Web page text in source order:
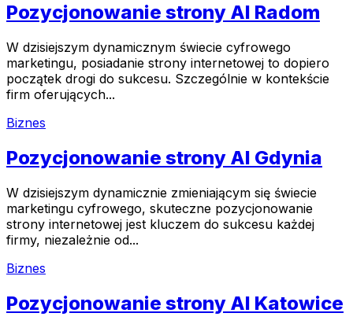
Pozycjonowanie strony AI Radom
W dzisiejszym dynamicznym świecie cyfrowego
marketingu, posiadanie strony internetowej to dopiero
początek drogi do sukcesu. Szczególnie w kontekście
firm oferujących...
Biznes
Pozycjonowanie strony AI Gdynia
W dzisiejszym dynamicznie zmieniającym się świecie
marketingu cyfrowego, skuteczne pozycjonowanie
strony internetowej jest kluczem do sukcesu każdej
firmy, niezależnie od...
Biznes
Pozycjonowanie strony AI Katowice